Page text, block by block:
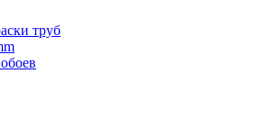
труб